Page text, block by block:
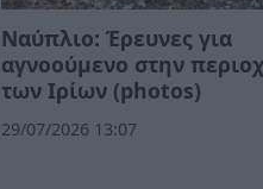
Ναύπλιο: Έρευνες για
αγνοούμενο στην
των Ιρίων (photos)
29/07/2026 13:07